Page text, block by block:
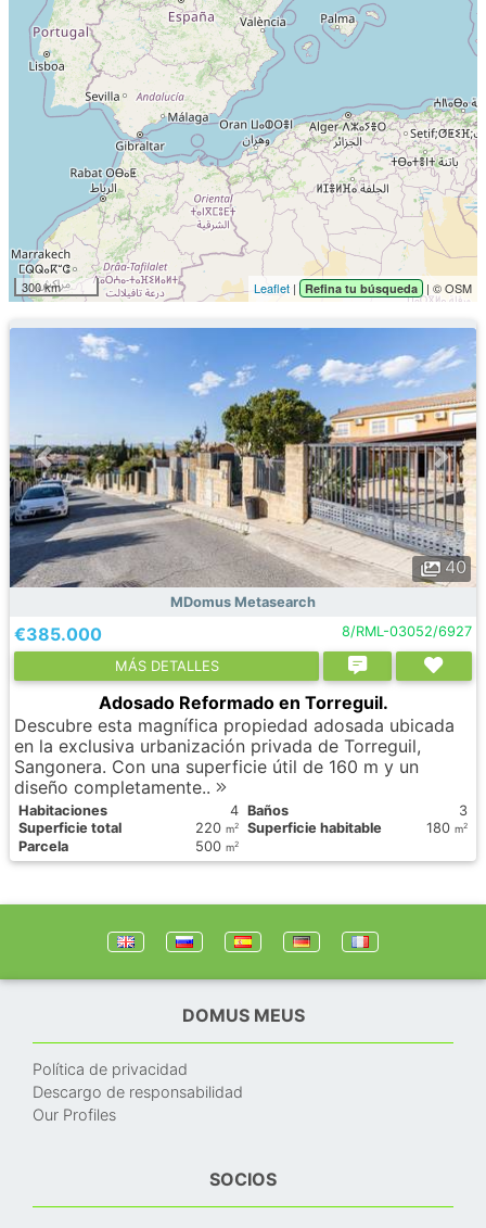
300 km Leaflet | Refina tu búsqueda | © OSM
40
MDomus Metasearch
€385.000 8/RML-03052/6927
МÁS DETALLES
Adosado Reformado en Torreguil.
Descubre esta magnífica propiedad adosada ubicada
en la exclusiva urbanización privada de Torreguil,
Sangonera. Con una superficie útil de 160 m y un
diseño completamente..
Habitaciones 4 Baños
3
Superficie total
220 m2 Superficie habitable 180 m2
Parcela 500 m2
DOMUS MEUS
Política de privacidad
Descargo de responsabilidad
Our Profiles
SOCIOS